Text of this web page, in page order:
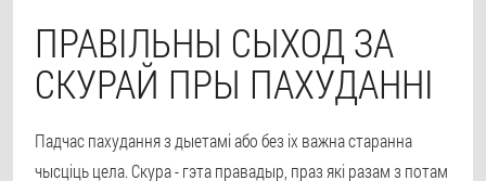
ПРАВІЛЬНЫ СЫХОД ЗА
СКУРАЙ ПРЫ ПАХУДАННІ
Падчас пахудання з дыетамі або без іх важна старанна
чысціць цела. Скура - гэта правадыр, праз які разам з потам